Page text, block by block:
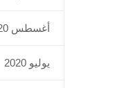
أغسطس 2020
يوليو 2020